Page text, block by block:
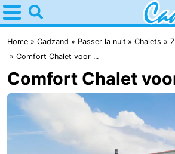
Home
Cadzand
Astuces
Avec
Passer
Appartements
Home Cadzand Passer la nuit Chalets
Comfort Chalet voor ...
Comfort Chalet